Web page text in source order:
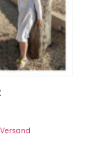
Versand